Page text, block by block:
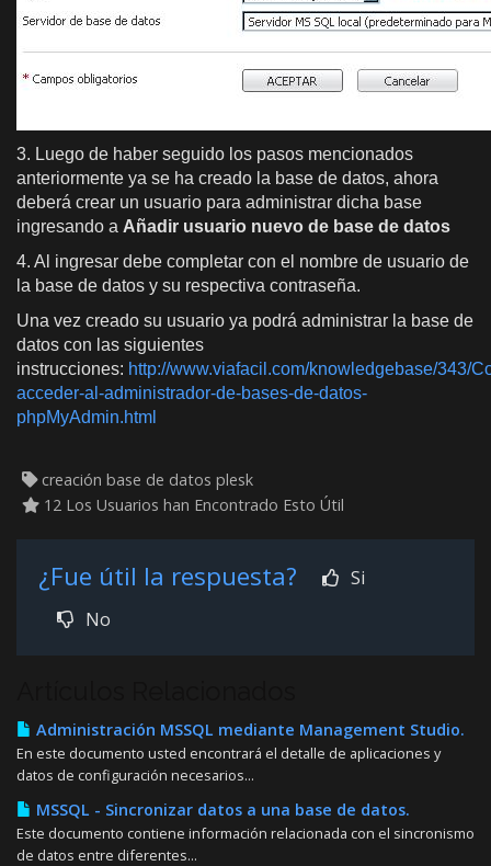
3. Luego de haber seguido los pasos mencionados
anteriormente ya se ha creado la base de datos, ahora
deberá crear un usuario para administrar dicha base
ingresando a Añadir usuario nuevo de base de datos
4. Al ingresar debe completar con el nombre de usuario de
la base de datos y su respectiva contraseña.
Una vez creado su usuario ya podrá administrar la base de
datos con las siguientes
instrucciones: http://www.viafacil.com/knowledgebase/343/
acceder-al-administrador-de-bases-de-datos-
phpMyAdmin.html
creación base de datos plesk
12 Los Usuarios han Encontrado Esto Útil
¿Fue útil la respuesta?
Si
No
Administración MSSQL mediante Management Studio.
En este documento usted encontrará el detalle de aplicaciones y
datos de configuración necesarios...
MSSQL - Sincronizar datos a una base de datos.
Este documento contiene información relacionada con el sincronismo
de datos entre diferentes...